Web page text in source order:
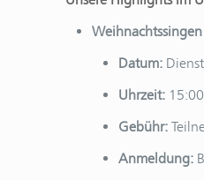
Datum:
Uhrzeit:
Gebühr:
Anmeldung: